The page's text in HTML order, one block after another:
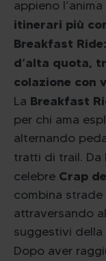
appieno
itinerari più
Breakfast
d’alta quota,
colazione con
La Breakfast
per chi ama
alternando
tratti di trail. Da
celebre Crap
combina
attraversando
suggestivi della
Dopo aver